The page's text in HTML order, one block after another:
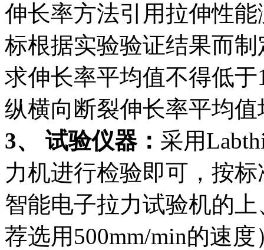
伸长率方法引用拉伸性
标根据实验验证结果而
求伸长率平均值不得低于
纵横向断裂伸长率平均
3、 试验仪器： 采用
力机进行检验即可，按
智能电子拉力试验机的
荐选用500mm/min的速